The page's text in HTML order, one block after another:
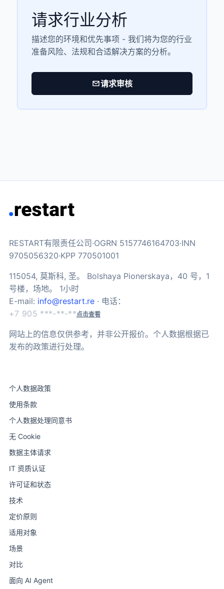
请求行业分析
描述您的环境和优先事项 - 我们将为您的行业
准备风险、法规和合适解决方案的分析。
请求审核
RESTART有限责任公司·OGRN 5157746164703·INN
9705056320·KPP 770501001
115054, 莫斯科, 圣。 Bolshaya Pionerskaya，40 号，1
号楼，场地。 1小时
E-mail: info@restart.re · 电话：
+7 905 ***-**-**点击查看
网站上的信息仅供参考，并非公开报价。个人数据根据已
发布的政策进行处理。
个人数据政策
使用条款
个人数据处理同意书
无 Cookie
数据主体请求
IT 资质认证
许可证和状态
技术
定价原则
适用对象
场景
对比
面向 AI Agent